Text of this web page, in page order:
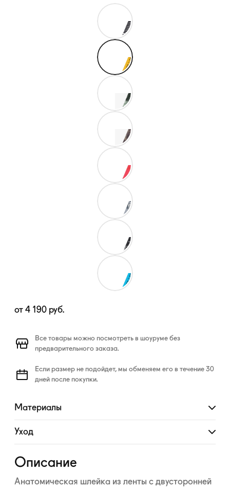
от 4 190 руб.
Все товары можно посмотреть в шоуруме без
предварительного заказа.
Если размер не подойдет, мы обменяем его в течение 30
дней после покупки.
Материалы
Развернуть
Уход
Развернуть
Описание
Анатомическая шлейка из ленты с двусторонней